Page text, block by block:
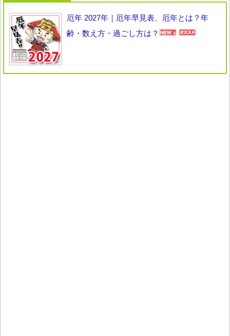
厄年 2027年｜厄年早見表、厄年とは？年
齢・数え方・過ごし方は？